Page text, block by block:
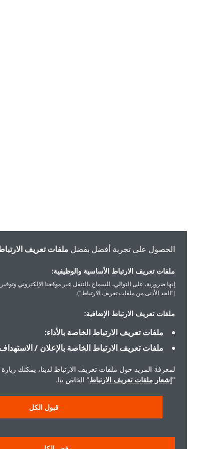
الحصول على تجربة أفضل بفضلملفات تعريف الارتباط
ملفات تعريف الارتباط الأساسية والوظيفية:
إنها ضرورية، على التوالي، للسماح بالتنقل عبر موقعنا الإلكتروني وتوفير الخدمات
("الحد الأدنى من ملفات تعريف الارتباط").
ملفات تعريف الارتباط الإضافية:
ملفات تعريف الارتباط الخاصة بالأداء:
ملفات تعريف الارتباط الخاصة بالإعلان / الاستهداف:
لمعرفة المزيد حول ملفات تعريف الارتباط لدينا، يمكنك زيارة
إشعار ملفات تعريف الارتباط" الخاص بنا.